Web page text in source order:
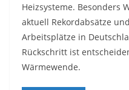
Heizsysteme. Besonders
aktuell Rekordabsätze
Arbeitsplätze in
Rückschritt ist
Wärmewende.